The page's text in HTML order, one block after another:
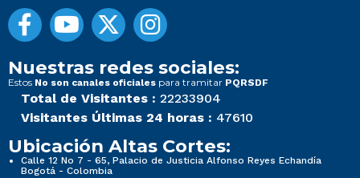
Nuestras redes sociales:
Estos No son canales oficiales para tramitar PQRSDF
Total de Visitantes : 22233904
Visitantes Últimas 24 horas : 47610
Ubicación Altas Cortes:
Calle 12 No 7 - 65, Palacio de Justicia Alfonso Reyes Echandía
Bogotá - Colombia